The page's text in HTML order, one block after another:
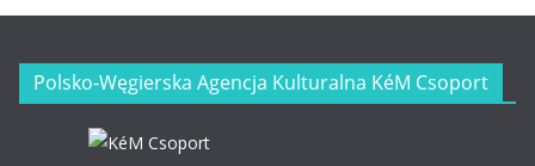
Polsko-Węgierska Agencja Kulturalna KéM Csoport